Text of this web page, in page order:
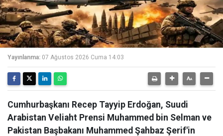
Yayınlanma: 07 Ağustos 2026 Cuma 14:03
Cumhurbaşkanı Recep Tayyip Erdoğan, Suudi
Arabistan Veliaht Prensi Muhammed bin Selman ve
Pakistan Başbakanı Muhammed Şahbaz Şerif'in